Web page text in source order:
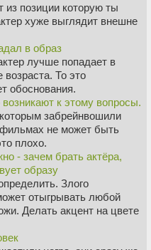
из позиции которую ты
хуже выглядит внешне
в образ
лучше попадает в
возраста. То это
обоснования.
к этому вопросы.
забрейнвошили
фильмах не может быть
плохо.
- зачем брать актёра,
образу
Злого
отыгрывать любой
Делать акцент на цвете